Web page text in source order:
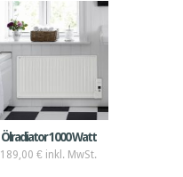
Ölradiator 1000 Watt
189,00€ inkl. MwSt.